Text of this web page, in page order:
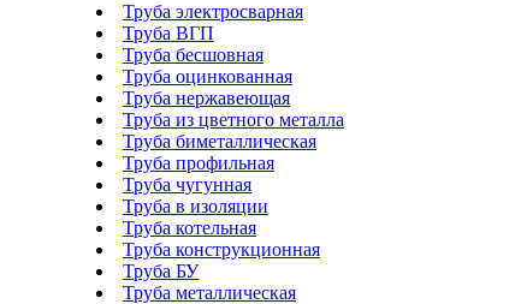
Труба электросварная
Труба ВГП
Труба бесшовная
Труба оцинкованная
Труба нержавеющая
Труба из цветного металла
Труба биметаллическая
Труба профильная
Труба чугунная
Труба в изоляции
Труба котельная
Труба конструкционная
Труба БУ
Труба металлическая